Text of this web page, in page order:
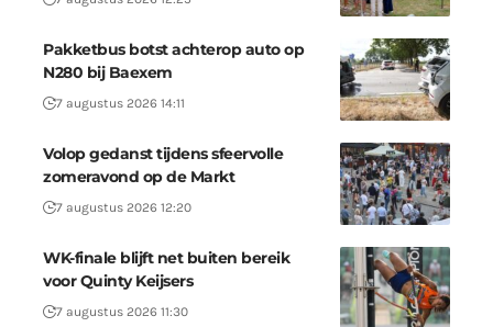
Pakketbus botst achterop auto op
N280 bij Baexem
7 augustus 2026 14:11
Volop gedanst tijdens sfeervolle
zomeravond op de Markt
7 augustus 2026 12:20
WK-finale blijft net buiten bereik
voor Quinty Keijsers
7 augustus 2026 11:30